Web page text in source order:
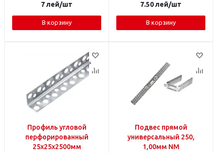
7лей/шт
В корзину
7.50лей/шт
В корзину
Профиль угловой
перфорированный
25х25х2500мм
Подвес прямой
универсальный 250,
1,00мм NM